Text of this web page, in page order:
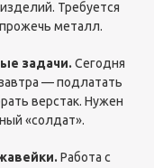
Требуется
металл.
задачи. Сегодня
— подлатать
верстак. Нужен
«солдат».
Работа с